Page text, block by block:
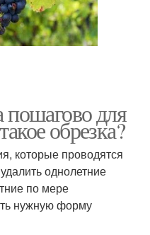
пошагово для
обрезка?
которые проводятся
однолетние
по мере
нужную форму